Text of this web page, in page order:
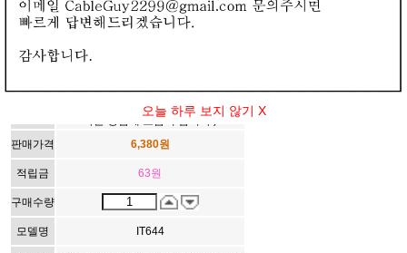
오늘 하루 보지 않기 X
[153748]Coms(컴스) RCA 젠더 Y형(M/Fx2), 골드 메탈 [IT644]
구매정보
153748
(상담하실 때, 상품번호를 알려주시면
빠른 상담에 도움이 됩니다.)
판매가격
6,380원
적립금 63원
구매수량
모델명 IT644